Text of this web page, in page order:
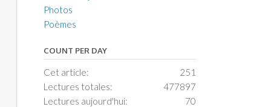
Photos
Poèmes
COUNT PER DAY
251
Cet article:
477897
Lectures totales:
70
Lectures aujourd'hui: